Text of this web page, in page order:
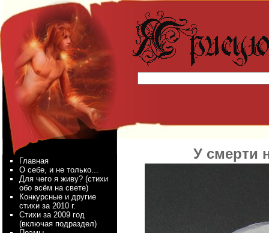
Главная
О себе, и не только...
Для чего я живу? (стихи
обо всём на свете)
Конкурсные и другие
стихи за 2010 г.
Стихи за 2009 год
(включая подраздел)
У смерти